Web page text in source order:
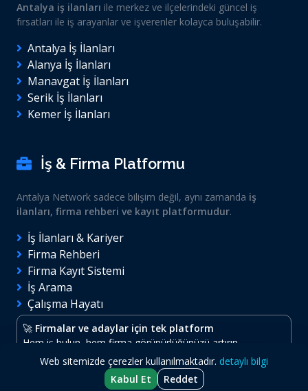
Antalya iş ilanları ile merkez ve ilçelerindeki güncel iş
fırsatları ile iş arayanlar ve işverenler kolayca buluşabilir.
Antalya İş İlanları
Alanya İş İlanları
Manavgat İş İlanları
Serik İş İlanları
Kemer İş İlanları
İş & Firma Platformu
Antalya Network sadece bilişim değil, aynı zamanda iş
ilanları, firma rehberi ve kayıt platformudur.
İş İlanları & Kariyer
Firma Rehberi
Firma Kayıt Sistemi
İş Arama
Çalışma Hayatı
🚀 Firmalar ve adaylar için tek platform
Hem iş bulun, hem firma görünürlüğünüzü artırın.
Antalya Network- Tüm hakları saklıdır.
Web sitemizde çerezler kullanılmaktadır. detaylı bilgi
Kabul Et
Reddet